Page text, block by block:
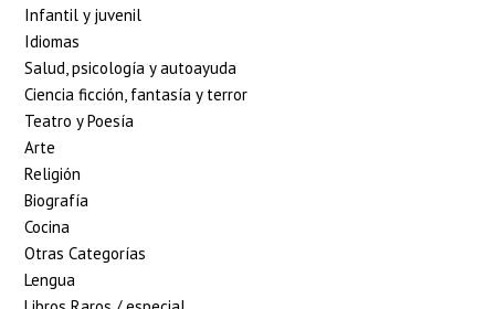
Infantil y juvenil
Idiomas
Salud, psicología y autoayuda
Ciencia ficción, fantasía y terror
Teatro y Poesía
Arte
Religión
Biografía
Cocina
Otras Categorías
Lengua